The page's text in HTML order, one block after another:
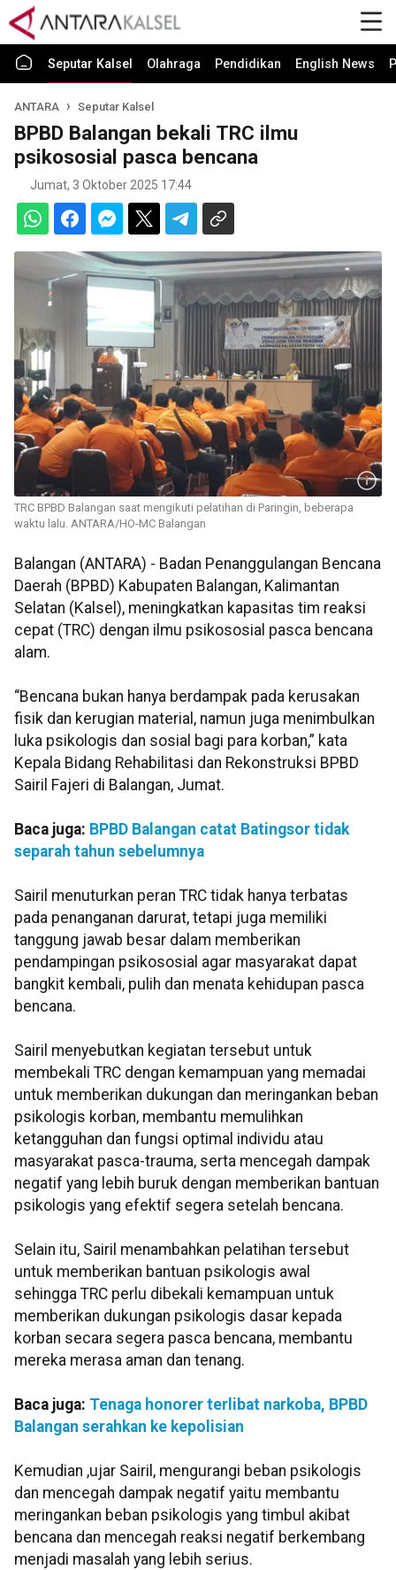
Seputar Kalsel Olahraga Pendidikan English News
ANTARA Seputar Kalsel
BPBD Balangan bekali TRC ilmu
psikososial pasca bencana
Jumat, 3 Oktober 2025 17:44
TRC BPBD Balangan saat mengikuti pelatihan di Paringin, beberapa
waktu lalu. ANTARA/HO-MC Balangan
Balangan (ANTARA) - Badan Penanggulangan Bencana
Daerah (BPBD) Kabupaten Balangan, Kalimantan
Selatan (Kalsel), meningkatkan kapasitas tim reaksi
cepat (TRC) dengan ilmu psikososial pasca bencana
alam.
“Bencana bukan hanya berdampak pada kerusakan
fisik dan kerugian material, namun juga menimbulkan
luka psikologis dan sosial bagi para korban,” kata
Kepala Bidang Rehabilitasi dan Rekonstruksi BPBD
Sairil Fajeri di Balangan, Jumat.
Baca juga: BPBD Balangan catat Batingsor tidak
separah tahun sebelumnya
Sairil menuturkan peran TRC tidak hanya terbatas
pada penanganan darurat, tetapi juga memiliki
tanggung jawab besar dalam memberikan
pendampingan psikososial agar masyarakat dapat
bangkit kembali, pulih dan menata kehidupan pasca
bencana.
Sairil menyebutkan kegiatan tersebut untuk
membekali TRC dengan kemampuan yang memadai
untuk memberikan dukungan dan meringankan beban
psikologis korban, membantu memulihkan
ketangguhan dan fungsi optimal individu atau
masyarakat pasca-trauma, serta mencegah dampak
negatif yang lebih buruk dengan memberikan bantuan
psikologis yang efektif segera setelah bencana.
Selain itu, Sairil menambahkan pelatihan tersebut
untuk memberikan bantuan psikologis awal
sehingga TRC perlu dibekali kemampuan untuk
memberikan dukungan psikologis dasar kepada
korban secara segera pasca bencana, membantu
mereka merasa aman dan tenang.
Baca juga: Tenaga honorer terlibat narkoba, BPBD
Balangan serahkan ke kepolisian
Kemudian ,ujar Sairil, mengurangi beban psikologis
dan mencegah dampak negatif yaitu membantu
meringankan beban psikologis yang timbul akibat
bencana dan mencegah reaksi negatif berkembang
menjadi masalah yang lebih serius.